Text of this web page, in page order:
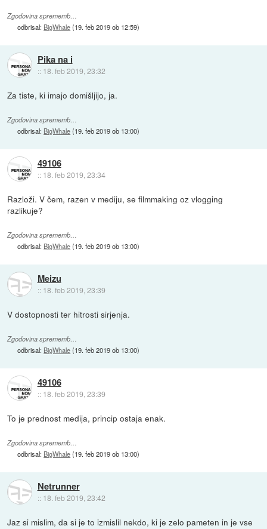
Zgodovina sprememb…
odbrisal: BigWhale(19. feb 2019 ob 12:59)
Pika na i
:: 18. feb 2019, 23:32
Za tiste, ki imajo domišljijo, ja.
Zgodovina sprememb…
odbrisal: BigWhale(19. feb 2019 ob 13:00)
49106
:: 18. feb 2019, 23:34
Razloži. V čem, razen v mediju, se filmmaking oz vlogging
razlikuje?
Zgodovina sprememb…
odbrisal: BigWhale(19. feb 2019 ob 13:00)
Meizu
:: 18. feb 2019, 23:39
V dostopnosti ter hitrosti sirjenja.
Zgodovina sprememb…
odbrisal: BigWhale(19. feb 2019 ob 13:00)
49106
:: 18. feb 2019, 23:39
To je prednost medija, princip ostaja enak.
Zgodovina sprememb…
odbrisal: BigWhale(19. feb 2019 ob 13:00)
Netrunner
:: 18. feb 2019, 23:42
Jaz si mislim, da si je to izmislil nekdo, ki je zelo pameten in je vse